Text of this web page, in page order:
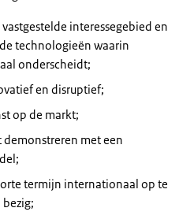
interessegebied en
technologieën waarin
onderscheidt;
en disruptief;
op de markt;
met een
termijn internationaal op te